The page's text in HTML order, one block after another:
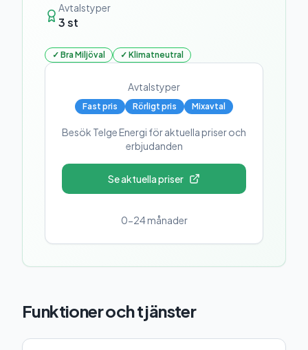
Avtalstyper
3st
✓ Bra Miljöval ✓ Klimatneutral
Avtalstyper
Fast pris Rörligt pris Mixavtal
Besök Telge Energi för aktuella priser och
erbjudanden
Se aktuella priser
0-24 månader
Funktioner och tjänster